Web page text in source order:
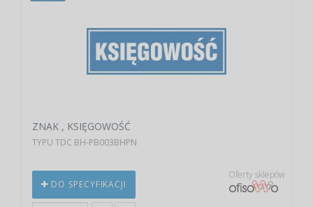
ZNAK , KSIĘGOWOŚĆ
TYPU TDC BH-PB003BHPN
DO SPECYFIKACJI
Oferty sklepów